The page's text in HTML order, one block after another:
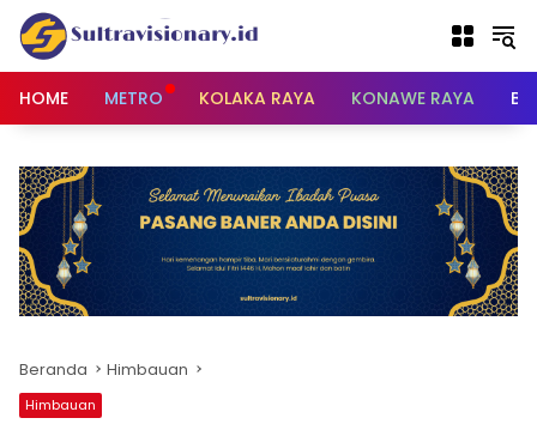
Langsung
konten
HOME
METRO KOLAKA RAYA KONAWE RAYA
Beranda Himbauan
Himbauan